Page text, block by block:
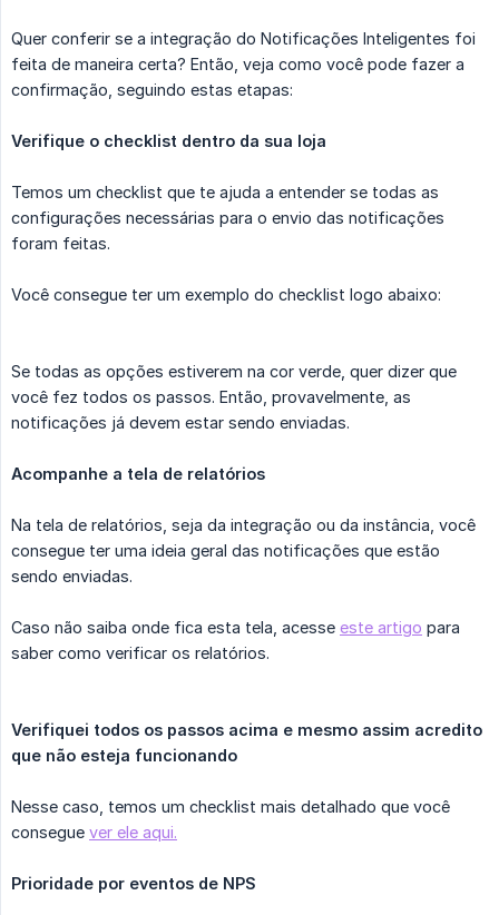
Quer conferir se a integração do Notificações Inteligentes foi
feita de maneira certa? Então, veja como você pode fazer a
confirmação, seguindo estas etapas:
Verifique o checklist dentro da sua loja
Temos um checklist que te ajuda a entender se todas as
configurações necessárias para o envio das notificações
foram feitas.
Você consegue ter um exemplo do checklist logo abaixo:
Se todas as opções estiverem na cor verde, quer dizer que
você fez todos os passos. Então, provavelmente, as
notificações já devem estar sendo enviadas.
Acompanhe a tela de relatórios
Na tela de relatórios, seja da integração ou da instância, você
consegue ter uma ideia geral das notificações que estão
sendo enviadas.
Caso não saiba onde fica esta tela, acesse este artigo para
saber como verificar os relatórios.
Verifiquei todos os passos acima e mesmo assim acredito
que não esteja funcionando
Nesse caso, temos um checklist mais detalhado que você
consegue ver ele aqui.
Prioridade por eventos de NPS